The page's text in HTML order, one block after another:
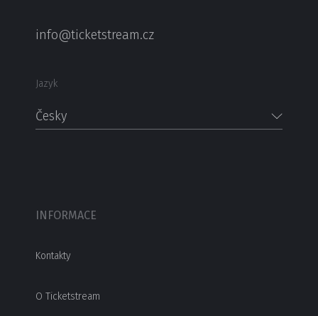
info@ticketstream.cz
Jazyk
Česky
INFORMACE
Kontakty
O Ticketstream